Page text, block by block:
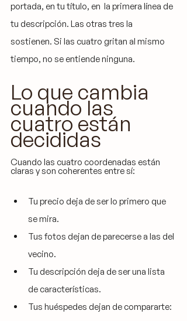
portada, en tu título, en  la primera línea de
tu descripción. Las otras tres la
sostienen. Si las cuatro gritan al mismo
tiempo, no se entiende ninguna.
Lo que cambia
cuando las
cuatro están
decididas
Cuando las cuatro coordenadas están
claras y son coherentes entre sí:
Tu precio deja de ser lo primero que
se mira.
Tus fotos dejan de parecerse a las del
vecino.
Tu descripción deja de ser una lista
de características.
Tus huéspedes dejan de compararte: